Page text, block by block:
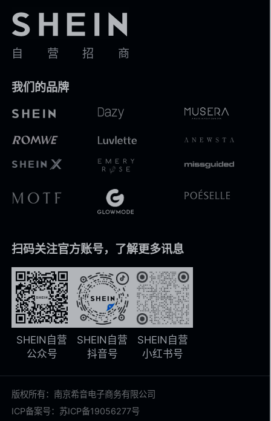
自营招商
我们的品牌
扫码关注官方账号，了解更多讯息
SHEIN自营
公众号
SHEIN自营
抖音号
SHEIN自营
小红书号
版权所有：南京希音电子商务有限公司
ICP备案号：苏ICP备19056277号